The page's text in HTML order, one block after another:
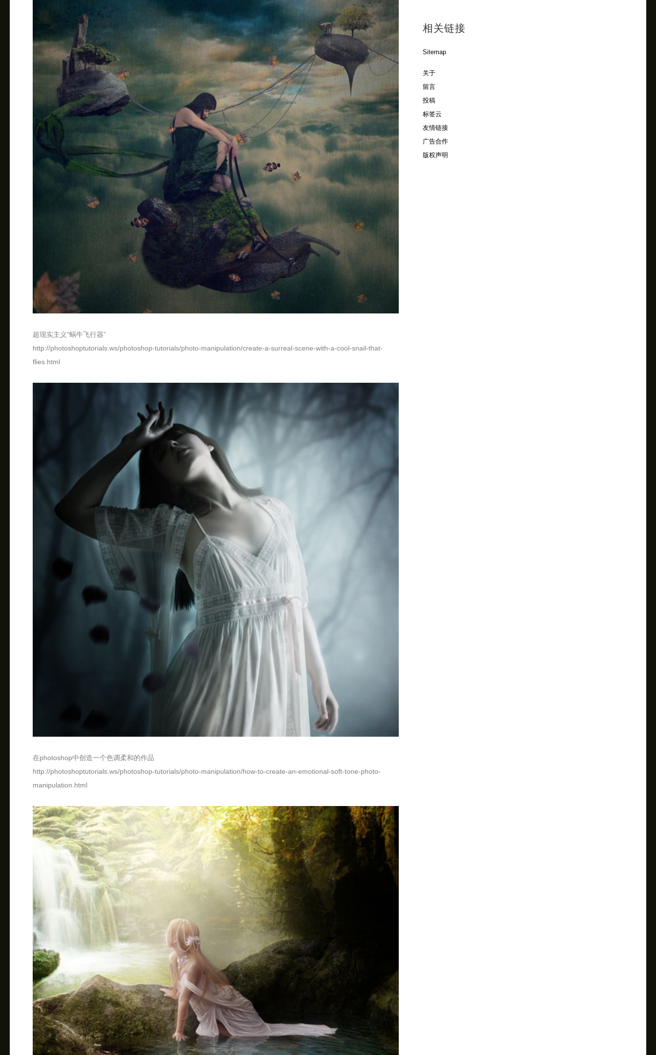
超现实主义“蜗牛飞行器”
http://photoshoptutorials.ws/photoshop-tutorials/photo-manipulation/create-a-surreal-scene-with-a-cool-snail-that-
flies.html
在photoshop中创造一个色调柔和的作品
http://photoshoptutorials.ws/photoshop-tutorials/photo-manipulation/how-to-create-an-emotional-soft-tone-photo-
manipulation.html
相关链接
Sitemap
关于
留言
投稿
标签云
友情链接
广告合作
版权声明